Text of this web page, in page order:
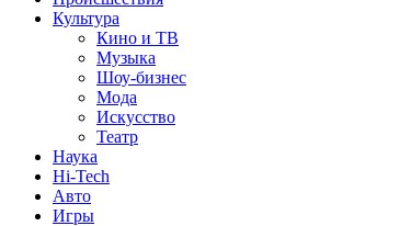
Культура
Кино и ТВ
Музыка
Шоу-бизнес
Мода
Искусство
Театр
Наука
Hi-Tech
Авто
Игры